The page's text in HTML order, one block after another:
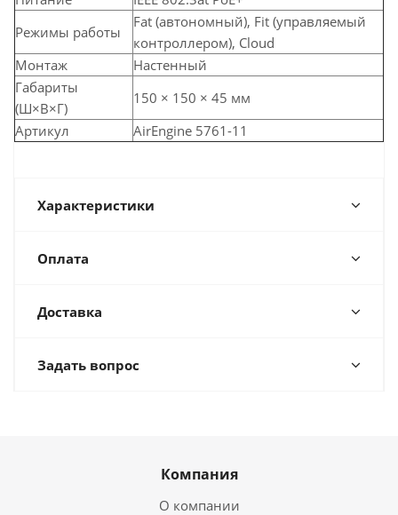
Режимы работы
Fat (автономный), Fit (управляемый
контроллером), Cloud
Монтаж
Настенный
Габариты
(Ш×В×Г)
150 × 150 × 45 мм
Артикул
AirEngine 5761-11
Характеристики
Оплата
Доставка
Задать вопрос
Компания
О компании